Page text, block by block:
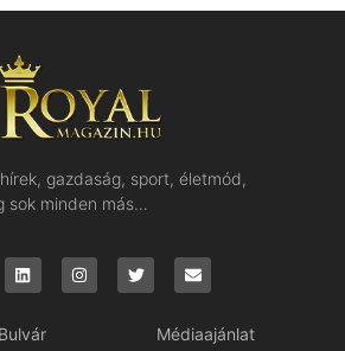
gazdaság, sport, életmód,
sok minden más…
Bulvár Médiaajánlat